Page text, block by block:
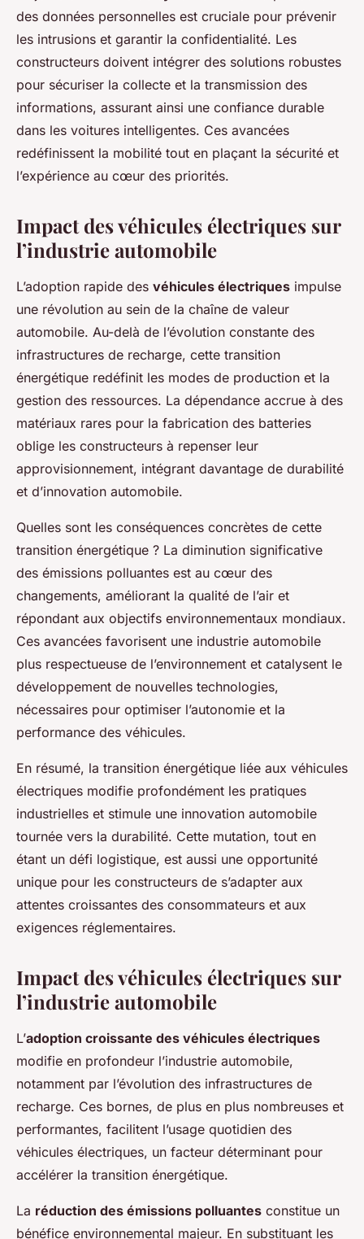
des données personnelles est cruciale pour prévenir
les intrusions et garantir la confidentialité. Les
constructeurs doivent intégrer des solutions robustes
pour sécuriser la collecte et la transmission des
informations, assurant ainsi une confiance durable
dans les voitures intelligentes. Ces avancées
redéfinissent la mobilité tout en plaçant la sécurité et
l’expérience au cœur des priorités.
Impact des véhicules électriques sur
l’industrie automobile
L’adoption rapide des véhicules électriques impulse
une révolution au sein de la chaîne de valeur
automobile. Au-delà de l’évolution constante des
infrastructures de recharge, cette transition
énergétique redéfinit les modes de production et la
gestion des ressources. La dépendance accrue à des
matériaux rares pour la fabrication des batteries
oblige les constructeurs à repenser leur
approvisionnement, intégrant davantage de durabilité
et d’innovation automobile.
Quelles sont les conséquences concrètes de cette
transition énergétique ? La diminution significative
des émissions polluantes est au cœur des
changements, améliorant la qualité de l’air et
répondant aux objectifs environnementaux mondiaux.
Ces avancées favorisent une industrie automobile
plus respectueuse de l’environnement et catalysent le
développement de nouvelles technologies,
nécessaires pour optimiser l’autonomie et la
performance des véhicules.
En résumé, la transition énergétique liée aux véhicules
électriques modifie profondément les pratiques
industrielles et stimule une innovation automobile
tournée vers la durabilité. Cette mutation, tout en
étant un défi logistique, est aussi une opportunité
unique pour les constructeurs de s’adapter aux
attentes croissantes des consommateurs et aux
exigences réglementaires.
Impact des véhicules électriques sur
l’industrie automobile
L’adoption croissante des véhicules électriques
modifie en profondeur l’industrie automobile,
notamment par l’évolution des infrastructures de
recharge. Ces bornes, de plus en plus nombreuses et
performantes, facilitent l’usage quotidien des
véhicules électriques, un facteur déterminant pour
accélérer la transition énergétique.
La réduction des émissions polluantes constitue un
bénéfice environnemental majeur. En substituant les